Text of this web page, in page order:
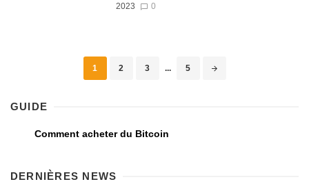
2023
0
1 2 3 ... 5
GUIDE
Comment acheter du Bitcoin
DERNIÈRES NEWS